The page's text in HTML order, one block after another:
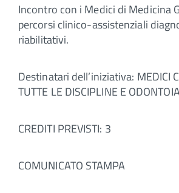
Incontro con i Medici di Medicina
percorsi clinico-assistenziali
riabilitativi.
Destinatari dell’iniziativa: MEDICI
TUTTE LE DISCIPLINE E
CREDITI PREVISTI: 3
COMUNICATO STAMPA